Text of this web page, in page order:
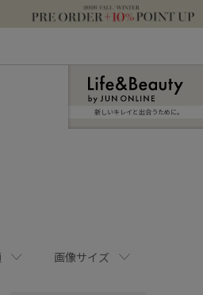
新しいキレイと出合うために。
画像サイズ